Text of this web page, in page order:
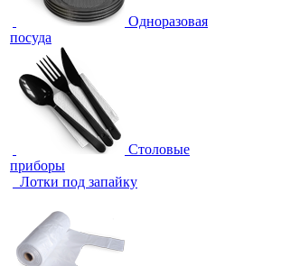
Одноразовая
посуда
Столовые
приборы
Лотки под запайку